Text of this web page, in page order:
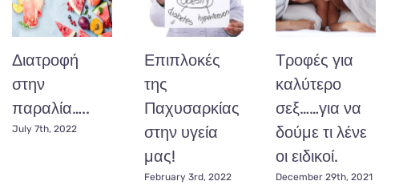
Διατροφή
στην
παραλία…..
July 7th, 2022
Επιπλοκές
της
Παχυσαρκίας
στην υγεία
μας!
February 3rd, 2022
Τροφές για
καλύτερο
σεξ……για να
δούμε τι λένε
οι ειδικοί.
December 29th, 2021